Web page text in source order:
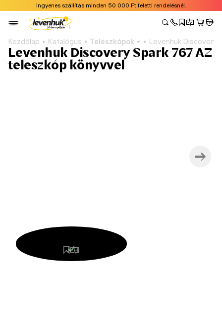
Ingyenes szállítás minden 50 000 Ft feletti rendelésnél.
Kezdőlap Katalógus Teleszkópok Levenhuk Discovery
Levenhuk Discovery Spark 767 AZ
teleszkóp könyvvel